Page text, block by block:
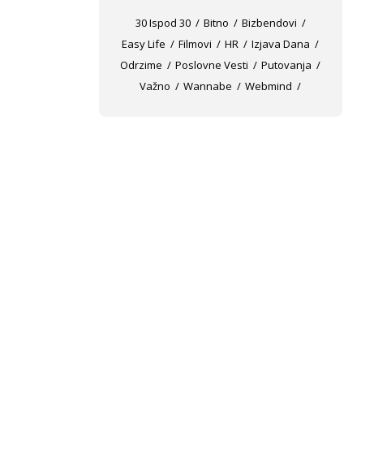
30 Ispod 30 Bitno
Bizbendovi
Easy Life
Filmovi HR
Izjava Dana
Odrzime
Poslovne Vesti
Putovanja
Važno
Wannabe Webmind